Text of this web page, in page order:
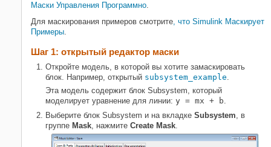
Создайте простую маску
НА ЭТОЙ СТРАНИЦЕ
Шаг 2: задайте маску
Шаг 3: работайте с маской
Похожие темы
Маски Управления Программно.
Для маскирования примеров смотрите, что Simulink Маскирует
Примеры.
Шаг 1: открытый редактор маски
Откройте модель, в которой вы хотите замаскировать
блок. Например, открытый subsystem_example.
Эта модель содержит блок Subsystem, который
моделирует уравнение для линии: y = mx + b.
Выберите блок Subsystem и на вкладке Subsystem, в
группе Mask, нажмите Create Mask.